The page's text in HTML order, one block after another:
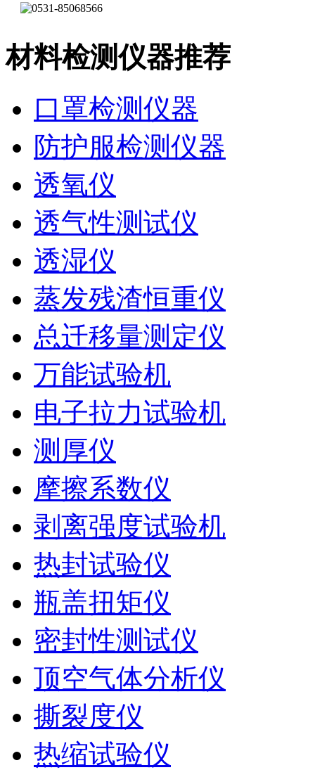
材料检测仪器推荐
口罩检测仪器
防护服检测仪器
透氧仪
透气性测试仪
透湿仪
蒸发残渣恒重仪
总迁移量测定仪
万能试验机
电子拉力试验机
测厚仪
摩擦系数仪
剥离强度试验机
热封试验仪
瓶盖扭矩仪
密封性测试仪
顶空气体分析仪
撕裂度仪
热缩试验仪